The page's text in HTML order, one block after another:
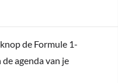
de Formule 1-
agenda van je